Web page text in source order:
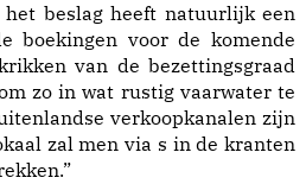
het beslag heeft natuurlijk een
boekingen voor de komende
van de bezettingsgraad
zo in wat rustig vaarwater te
verkoopkanalen zijn
zal men via s in de kranten